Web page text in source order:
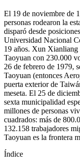
El 19 de noviembre de
personas rodearon la
disparó desde
Universidad Nacional
19 años. Xun Xianliang
Taoyuan con 230.000
26 de febrero de 1979,
Taoyuan (entonces
puerta exterior de
meseta. El 25 de
sexta municipalidad
millones de personas
cuadrados: más de
132.158 trabajadores
Taoyuan es la frontera
Índice